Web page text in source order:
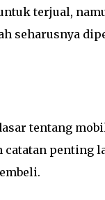
terjual,
seharusnya
tentang
catatan penting